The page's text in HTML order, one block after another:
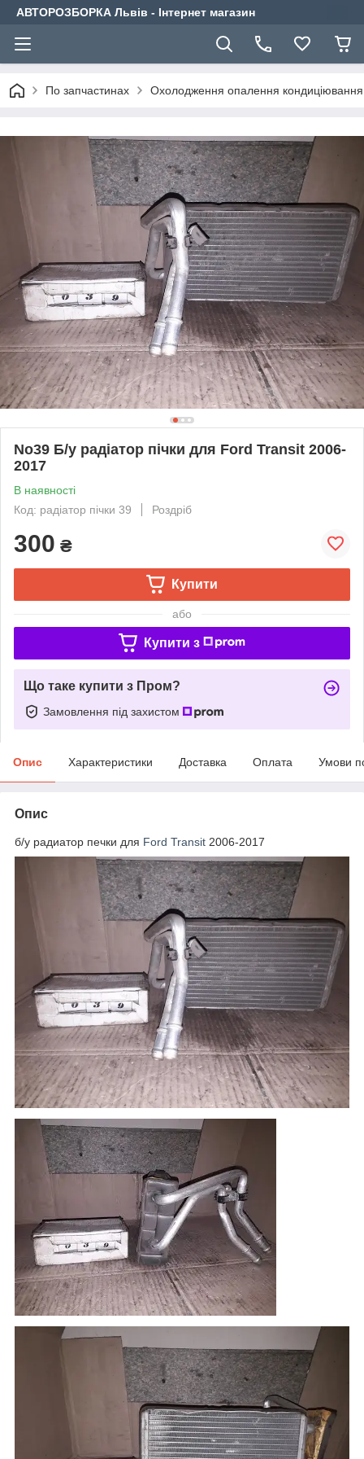
АВТОРОЗБОРКА Львів - Інтернет магазин
По запчастинах Охолодження опалення кондиціювання
No39 Б/у радіатор пічки для Ford Transit 2006-
2017
В наявності
Код: радіатор пічки 39
Роздріб
300 ₴
Купити
або
Купити з
Що таке купити з Пром?
Замовлення під захистом
Опис Характеристики Доставка Оплата Умови
Опис
б/у радиатор печки для Ford Transit 2006-2017